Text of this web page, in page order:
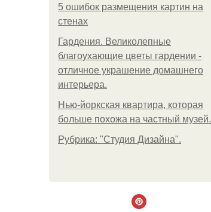
5 ошибок размещения картин на
стенах
Гардения. Великолепные
благоухающие цветы гардении -
отличное украшение домашнего
интерьера.
Нью-йоркская квартира, которая
больше похожа на частный музей.
Рубрика: "Студия Дизайна".